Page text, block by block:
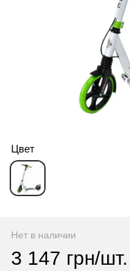
Цвет
Нет в наличии
3 147 грн/шт.